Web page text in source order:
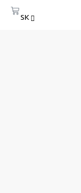
SK